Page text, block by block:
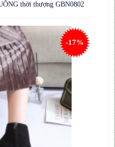
thời thượng GBN0802
-17%